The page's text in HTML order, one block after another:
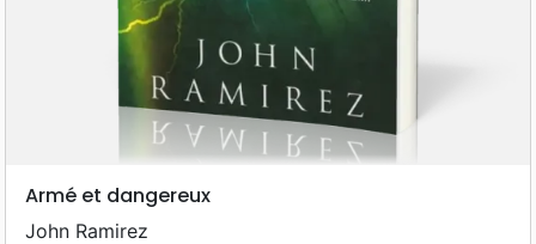
Armé et dangereux
John Ramirez